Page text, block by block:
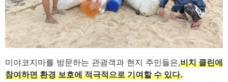
미야코지마를 방문하는 관광객과 현지 주민들은,비치 클린에
참여하면 환경 보호에 적극적으로 기여할 수 있다.